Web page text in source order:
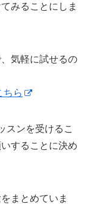
みることにしま
気軽に試せるの
ちら
スンを受けるこ
することに決め
まとめていま